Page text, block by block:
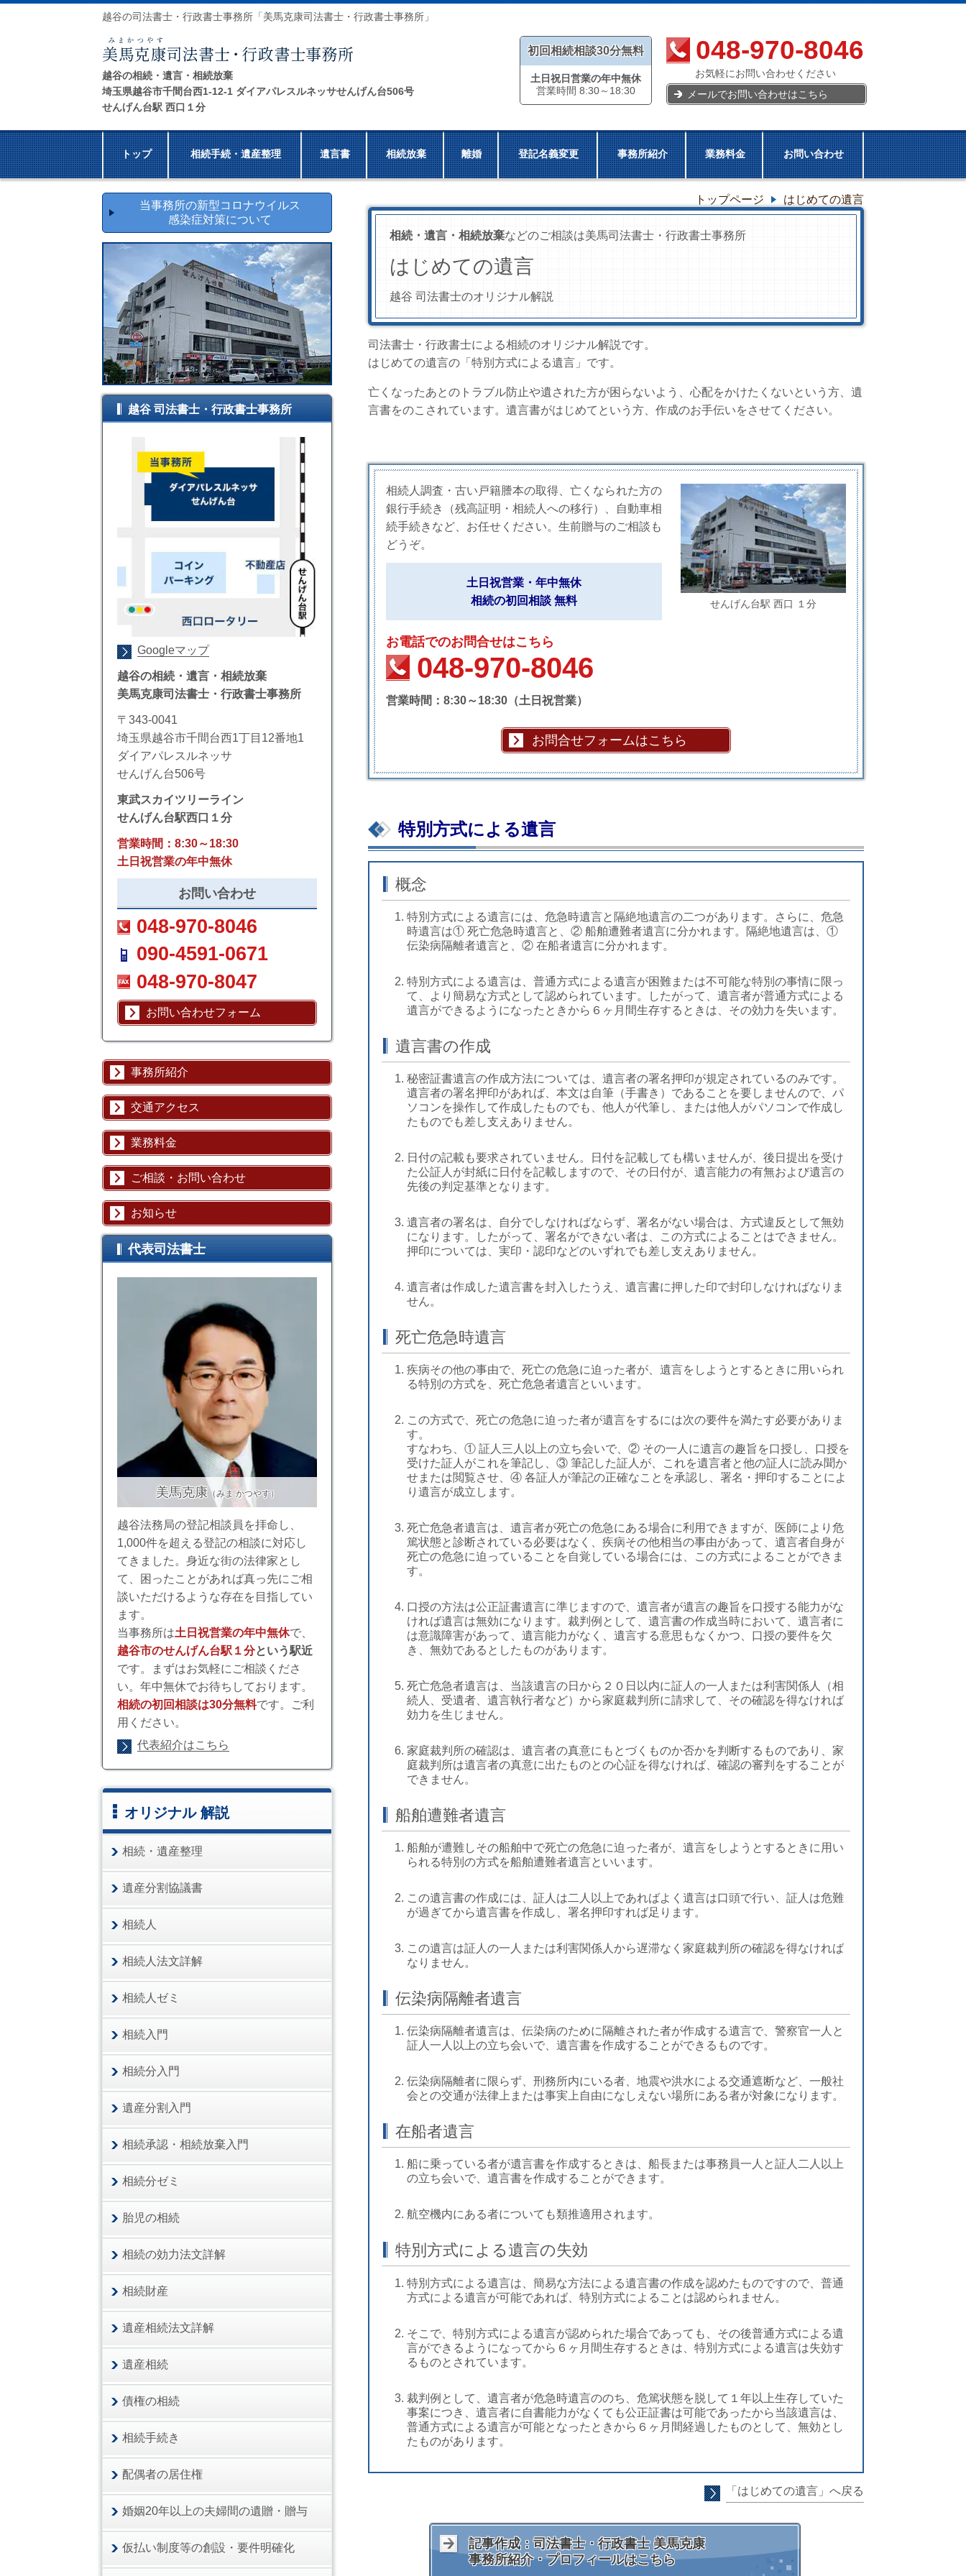
越谷の司法書士・行政書士事務所「美馬克康司法書士・行政書士事務所」
越谷の相続・遺言・相続放棄
埼玉県越谷市千間台西1-12-1 ダイアパレスルネッサせんげん台506号
せんげん台駅 西口１分
初回相続相談30分無料
土日祝日営業の年中無休
営業時間 8:30～18:30
048-970-8046
お気軽にお問い合わせください
メールでお問い合わせはこちら
トップ 相続手続・遺産整理 遺言書 相続放棄 離婚 登記名義変更 事務所紹介 業務料金 お問い合わせ
トップページ はじめての遺言
相続・遺言・相続放棄などのご相談は美馬司法書士・行政書士事務所
はじめての遺言
越谷 司法書士のオリジナル解説
司法書士・行政書士による相続のオリジナル解説です。
はじめての遺言の「特別方式による遺言」です。
亡くなったあとのトラブル防止や遺された方が困らないよう、心配をかけたくないという方、遺
言書をのこされています。遺言書がはじめてという方、作成のお手伝いをさせてください。
せんげん台駅 西口 １分
相続人調査・古い戸籍謄本の取得、亡くなられた方の
銀行手続き（残高証明・相続人への移行）、自動車相
続手続きなど、お任せください。生前贈与のご相談も
どうぞ。
土日祝営業・年中無休
相続の初回相談 無料
お電話でのお問合せはこちら
048-970-8046
営業時間：8:30～18:30（土日祝営業）
お問合せフォームはこちら
特別方式による遺言
概念
特別方式による遺言には、危急時遺言と隔絶地遺言の二つがあります。さらに、危急
時遺言は① 死亡危急時遺言と、② 船舶遭難者遺言に分かれます。隔絶地遺言は、①
伝染病隔離者遺言と、② 在船者遺言に分かれます。
特別方式による遺言は、普通方式による遺言が困難または不可能な特別の事情に限っ
て、より簡易な方式として認められています。したがって、遺言者が普通方式による
遺言ができるようになったときから６ヶ月間生存するときは、その効力を失います。
遺言書の作成
秘密証書遺言の作成方法については、遺言者の署名押印が規定されているのみです。
遺言者の署名押印があれば、本文は自筆（手書き）であることを要しませんので、パ
ソコンを操作して作成したものでも、他人が代筆し、または他人がパソコンで作成し
たものでも差し支えありません。
日付の記載も要求されていません。日付を記載しても構いませんが、後日提出を受け
た公証人が封紙に日付を記載しますので、その日付が、遺言能力の有無および遺言の
先後の判定基準となります。
遺言者の署名は、自分でしなければならず、署名がない場合は、方式違反として無効
になります。したがって、署名ができない者は、この方式によることはできません。
押印については、実印・認印などのいずれでも差し支えありません。
遺言者は作成した遺言書を封入したうえ、遺言書に押した印で封印しなければなりま
せん。
死亡危急時遺言
疾病その他の事由で、死亡の危急に迫った者が、遺言をしようとするときに用いられ
る特別の方式を、死亡危急者遺言といいます。
この方式で、死亡の危急に迫った者が遺言をするには次の要件を満たす必要がありま
す。
すなわち、① 証人三人以上の立ち会いで、② その一人に遺言の趣旨を口授し、口授を
受けた証人がこれを筆記し、③ 筆記した証人が、これを遺言者と他の証人に読み聞か
せまたは閲覧させ、④ 各証人が筆記の正確なことを承認し、署名・押印することによ
り遺言が成立します。
死亡危急者遺言は、遺言者が死亡の危急にある場合に利用できますが、医師により危
篤状態と診断されている必要はなく、疾病その他相当の事由があって、遺言者自身が
死亡の危急に迫っていることを自覚している場合には、この方式によることができま
す。
口授の方法は公正証書遺言に準じますので、遺言者が遺言の趣旨を口授する能力がな
ければ遺言は無効になります。裁判例として、遺言書の作成当時において、遺言者に
は意識障害があって、遺言能力がなく、遺言する意思もなくかつ、口授の要件を欠
き、無効であるとしたものがあります。
死亡危急者遺言は、当該遺言の日から２０日以内に証人の一人または利害関係人（相
続人、受遺者、遺言執行者など）から家庭裁判所に請求して、その確認を得なければ
効力を生じません。
家庭裁判所の確認は、遺言者の真意にもとづくものか否かを判断するものであり、家
庭裁判所は遺言者の真意に出たものとの心証を得なければ、確認の審判をすることが
できません。
船舶遭難者遺言
船舶が遭難しその船舶中で死亡の危急に迫った者が、遺言をしようとするときに用い
られる特別の方式を船舶遭難者遺言といいます。
この遺言書の作成には、証人は二人以上であればよく遺言は口頭で行い、証人は危難
が過ぎてから遺言書を作成し、署名押印すれば足ります。
この遺言は証人の一人または利害関係人から遅滞なく家庭裁判所の確認を得なければ
なりません。
伝染病隔離者遺言
伝染病隔離者遺言は、伝染病のために隔離された者が作成する遺言で、警察官一人と
証人一人以上の立ち会いで、遺言書を作成することができるものです。
伝染病隔離者に限らず、刑務所内にいる者、地震や洪水による交通遮断など、一般社
会との交通が法律上または事実上自由になしえない場所にある者が対象になります。
在船者遺言
船に乗っている者が遺言書を作成するときは、船長または事務員一人と証人二人以上
の立ち会いで、遺言書を作成することができます。
航空機内にある者についても類推適用されます。
特別方式による遺言の失効
特別方式による遺言は、簡易な方法による遺言書の作成を認めたものですので、普通
方式による遺言が可能であれば、特別方式によることは認められません。
そこで、特別方式による遺言が認められた場合であっても、その後普通方式による遺
言ができるようになってから６ヶ月間生存するときは、特別方式による遺言は失効す
るものとされています。
裁判例として、遺言者が危急時遺言ののち、危篤状態を脱して１年以上生存していた
事案につき、遺言者に自書能力がなくても公正証書は可能であったから当該遺言は、
普通方式による遺言が可能となったときから６ヶ月間経過したものとして、無効とし
たものがあります。
「はじめての遺言」へ戻る
記事作成：司法書士・行政書士 美馬克康
事務所紹介・プロフィールはこちら
当事務所の新型コロナウイルス
感染症対策について
越谷 司法書士・行政書士事務所
Googleマップ
越谷の相続・遺言・相続放棄
美馬克康司法書士・行政書士事務所
〒343-0041
埼玉県越谷市千間台西1丁目12番地1
ダイアパレスルネッサ
せんげん台506号
東武スカイツリーライン
せんげん台駅西口１分
営業時間：8:30～18:30
土日祝営業の年中無休
お問い合わせ
048-970-8046
090-4591-0671
048-970-8047
お問い合わせフォーム
事務所紹介
交通アクセス
業務料金
ご相談・お問い合わせ
お知らせ
代表司法書士
美馬克康（みま かつやす）
越谷法務局の登記相談員を拝命し、
1,000件を超える登記の相談に対応し
てきました。身近な街の法律家とし
て、困ったことがあれば真っ先にご相
談いただけるような存在を目指してい
ます。
当事務所は土日祝営業の年中無休で、
越谷市のせんげん台駅１分という駅近
です。まずはお気軽にご相談くださ
い。年中無休でお待ちしております。
相続の初回相談は30分無料です。ご利
用ください。
代表紹介はこちら
オリジナル 解説
相続・遺産整理
遺産分割協議書
相続人
相続人法文詳解
相続人ゼミ
相続入門
相続分入門
遺産分割入門
相続承認・相続放棄入門
相続分ゼミ
胎児の相続
相続の効力法文詳解
相続財産
遺産相続法文詳解
遺産相続
債権の相続
相続手続き
配偶者の居住権
婚姻20年以上の夫婦間の遺贈・贈与
仮払い制度等の創設・要件明確化